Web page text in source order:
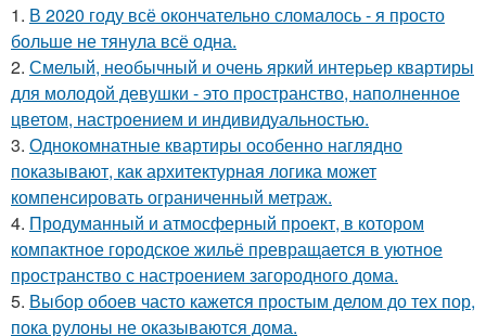
1. В 2020 году всё окончательно сломалось - я просто
больше не тянула всё одна.
2. Смелый, необычный и очень яркий интерьер квартиры
для молодой девушки - это пространство, наполненное
цветом, настроением и индивидуальностью.
3. Однокомнатные квартиры особенно наглядно
показывают, как архитектурная логика может
компенсировать ограниченный метраж.
4. Продуманный и атмосферный проект, в котором
компактное городское жильё превращается в уютное
пространство с настроением загородного дома.
5. Выбор обоев часто кажется простым делом до тех пор,
пока рулоны не оказываются дома.